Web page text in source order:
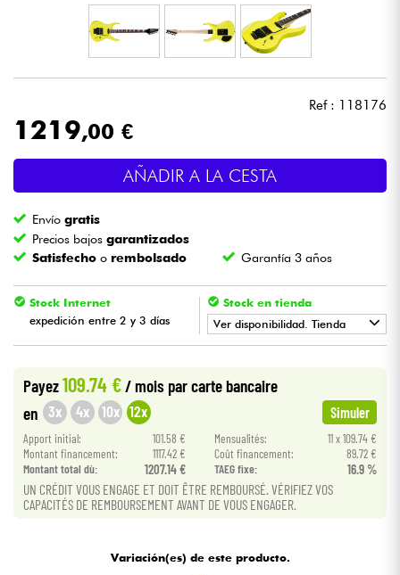
Luces
Batería y percusión
Vientos
Niños
Cables & Acces.
HiFi
Bundle
Ver nuestras marcas
Ref : 118176
1219,00 €
AÑADIR A LA CESTA
Envíogratis
Precios bajosgarantizados
Satisfecho o rembolsado Garantía 3 años
Stock Internet
expedición entre 2 y 3 días
Stock en tienda
Ver disponibilidad. Tienda
•
Payez109.74 € / mois par carte bancaire
en 3x 4x 10x 12x Simuler
Apport initial: 101.58 € Mensualités:
11 x 109.74 €
Montant financement:
1117.42 € Coût financement:
89.72 €
Montant total dù:
1207.14 € TAEG fixe: 16.9 %
UN CRÉDIT VOUS ENGAGE ET DOIT ÊTRE REMBOURSÉ. VÉRIFIEZ VOS
CAPACITÉS DE REMBOURSEMENT AVANT DE VOUS ENGAGER.
Variación(es) de este producto.